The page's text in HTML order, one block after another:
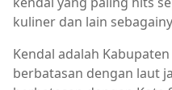
kuliner dan lain
Kendal adalah
berbatasan dengan laut